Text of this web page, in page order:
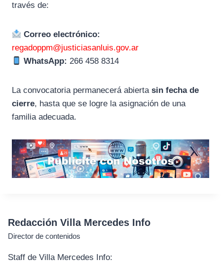
través de:
Correo electrónico:
regadoppm@justiciasanluis.gov.ar
WhatsApp: 266 458 8314
La convocatoria permanecerá abierta sin fecha de
cierre, hasta que se logre la asignación de una
familia adecuada.
Redacción Villa Mercedes Info
Director de contenidos
Staff de Villa Mercedes Info: